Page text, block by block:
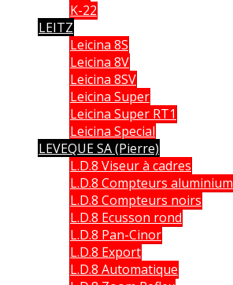
K-22
LEITZ
Leicina 8S
Leicina 8V
Leicina 8SV
Leicina Super
Leicina Super RT1
Leicina Special
LEVEQUE SA (Pierre)
L.D.8 Viseur à cadres
L.D.8 Compteurs aluminium
L.D.8 Compteurs noirs
L.D.8 Ecusson rond
L.D.8 Pan-Cinor
L.D.8 Export
L.D.8 Automatique